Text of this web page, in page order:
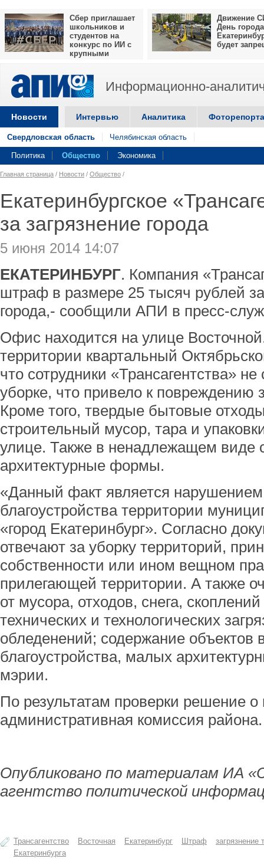
Сбер приглашает
школьников и
студентов на
конкурс по ИИ с
крупными
Движение
День города
будет
Информационно-
Новости Интервью Аналитика
Свердловская область Челябинская область
Политика Общество Экономика
Главная страница / Новости / Общество /
Екатеринбургское
за загрязнение города
5 июня 2014 14:07
ЕКАТЕРИНБУРГ. Компания
штраф в размере 25 тысяч рублей
города,- сообщили АПИ в пресс-
Офис находится на улице
территории квартальный
что сотрудники «Трансагентства»
уборке, что привело к повреждению
Кроме того, твердые бытовые
строительный мусор, тара и
улице. Также в ненадлежащем виде
архитектурные формы.
«Данный факт является нарушением
благоустройства территории
«город Екатеринбург». Согласно
отвечают за уборку территорий,
собственности или ином вещном
прилегающей территории. А также
от мусора, отходов, снега,
технических и технологических
обледенений; содержание объектов
благоустройства, малых
мэрии.
По результатам проверки решение
административная комиссия района.
Опубликовано по материалам ИА
агентство политической
Трансагентство Восточная Екатеринбург Штраф
загрязнение
Екатеринбурга